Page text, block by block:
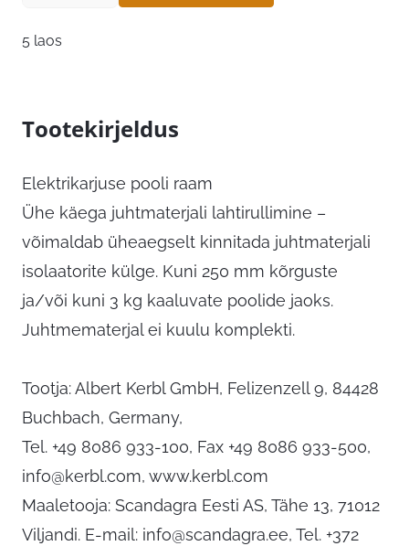
5 laos
Tootekirjeldus
Elektrikarjuse pooli raam
Ühe käega juhtmaterjali lahtirullimine –
võimaldab üheaegselt kinnitada juhtmaterjali
isolaatorite külge. Kuni 250 mm kõrguste
ja/või kuni 3 kg kaaluvate poolide jaoks.
Juhtmematerjal ei kuulu komplekti.
Tootja: Albert Kerbl GmbH, Felizenzell 9, 84428
Buchbach, Germany,
Tel. +49 8086 933-100, Fax +49 8086 933-500,
info@kerbl.com, www.kerbl.com
Maaletooja: Scandagra Eesti AS, Tähe 13, 71012
Viljandi. E-mail: info@scandagra.ee, Tel. +372